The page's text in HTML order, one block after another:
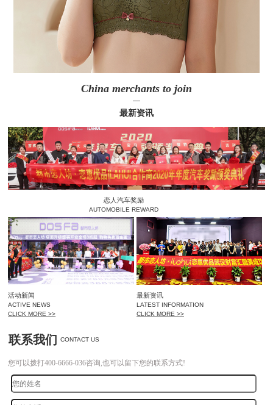
China merchants to join
—
最新资讯
恋人汽车奖励
AUTOMOBILE REWARD
活动新闻
ACTIVE NEWS
CLICK MORE >>
最新资讯
LATEST INFORMATION
CLICK MORE >>
联系我们 CONTACT US
您可以拨打400-6666-036咨询,也可以留下您的联系方式!